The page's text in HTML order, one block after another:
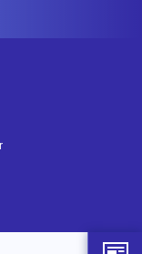
μέχρι τα